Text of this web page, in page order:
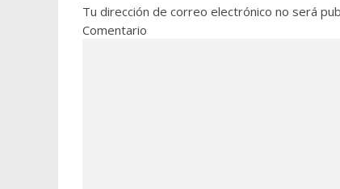
Tu dirección de correo electrónico no será
Comentario